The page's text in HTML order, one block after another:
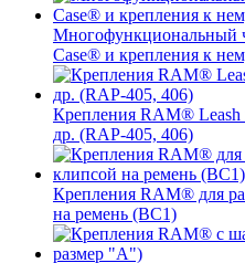
Многофункциональный
Case® и крепления к
Крепления RAM® Leash
др. (RAP-405, 406)
Крепления RAM® для
на ремень (BC1)